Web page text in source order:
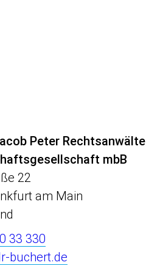
Peter Rechtsanwälte
mbB
22
am Main
33 330
buchert.de